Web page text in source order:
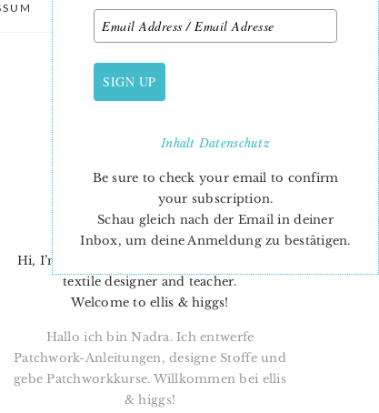
DATENSCHUTZ
PRIMARY
SIDEBAR
Hi, I’m Nadra. I’m a quilt pattern designer,
textile designer and teacher.
Welcome to ellis & higgs!
Hallo ich bin Nadra. Ich entwerfe
Patchwork-Anleitungen, designe Stoffe und
gebe Patchworkkurse. Willkommen bei ellis
& higgs!
SIGN UP
InhaltDatenschutz
Be sure to check your email to confirm
your subscription.
Schau gleich nach der Email in deiner
Inbox, um deine Anmeldung zu bestätigen.